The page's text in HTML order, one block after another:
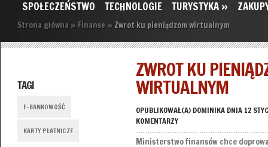
SPOŁECZEŃSTWO
TECHNOLOGIE TURYSTYKA »
Strona główna » Finanse » Zwrot ku pieniądzom wirtualnym
TAGI
E-BANKOWOŚĆ
KARTY PŁATNICZE
ZWROT KU
WIRTUALNYM
OPUBLIKOWAŁ(A) DOMINIKADNIA 12
KOMENTARZY
Ministerstwo finansów chce